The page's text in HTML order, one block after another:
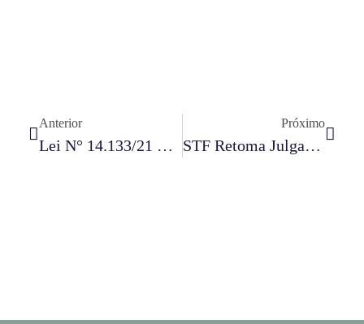
Anterior
Lei N° 14.133/21 E Expectativas Emergentes No Plano Das Licitações E Contratações Públicas
Próximo
STF Retoma Julgamento Que Discute Prorrogação De Prazo De Patentes